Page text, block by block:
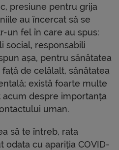
presiune pentru grija
au încercat să se
un fel în care au spus:
social, responsabili
așa, pentru sănătatea
de celălalt, sănătatea
există foarte multe
despre importanța
uman.
să te întreb, rata
odata cu apariția COVID-